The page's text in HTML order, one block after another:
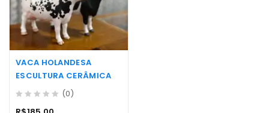
VACA HOLANDESA
ESCULTURA CERÂMICA
(0)